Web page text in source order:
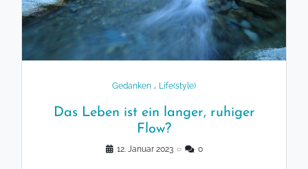
Gedanken . Life(style)
Das Leben ist ein langer, ruhiger
Flow?
12. Januar 2023 ◌ 0